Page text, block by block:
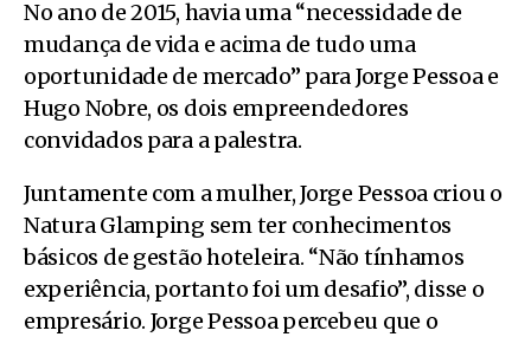
No ano de 2015, havia uma “necessidade de
mudança de vida e acima de tudo uma
oportunidade de mercado” paraJorge Pessoa e
Hugo Nobre, os dois empreendedores
convidados para a palestra.
Juntamente com a mulher, Jorge Pessoa criou o
Natura Glamping sem ter conhecimentos
básicos de gestão hoteleira. “Não tínhamos
experiência, portanto foi um desafio”, disse o
empresário. Jorge Pessoa percebeu que o